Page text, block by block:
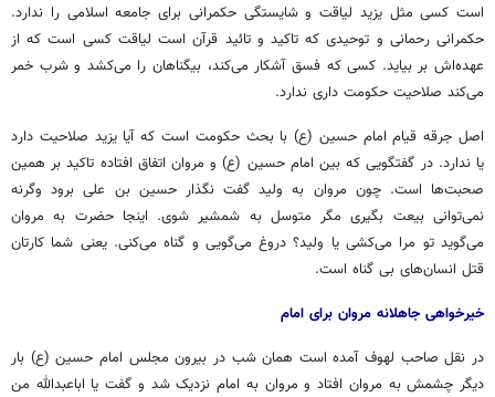
است کسی مثل یزید لیاقت و شایستگی حکمرانی برای جامعه اسلامی را ندارد.
حکمرانی رحمانی و توحیدی که تاکید وتائید قرآن است لیاقت کسی است که از
عهده‌اش بر بیاید. کسی کهفسق آشکار می‌کند، بیگناهانرا می‌کشد و شرب خمر
می‌کند صلاحیت حکومت داری ندارد.
اصل جرقه قیام امام حسین (ع)با بحث حکومت است که آیا یزید صلاحیت دارد
یا ندارد. در گفتگویی که بین امام حسین (ع)و مروان اتفاق افتاده تاکید بر همین
صحبت‌ها است. چون مروان به ولید گفت نگذار حسین بن علی برود وگرنه
نمی‌توانی بیعت بگیری مگر متوسل به شمشیر شوی. اینجا حضرت به مروان
می‌گوید تو مرا می‌کشی یا ولید؟ دروغ می‌گویی و گناه می‌کنی. یعنی شما کارتان
قتل انسان‌های بی گناه است.
خیرخواهی جاهلانه مروان برای امام
در نقل صاحب لهوفآمده است همان شب در بیرون مجلس امام حسین (ع) بار
دیگر چشمش به مروان افتاد و مروان به امام نزدیک شد و گفت یا اباعبدالله من